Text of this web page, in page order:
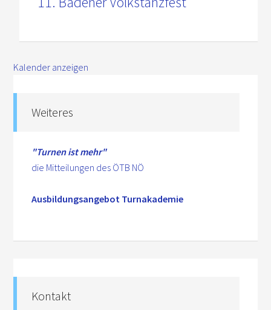
Kalender anzeigen
Weiteres
"Turnen ist mehr"
die Mitteilungen des ÖTB NÖ
Ausbildungsangebot Turnakademie
Kontakt